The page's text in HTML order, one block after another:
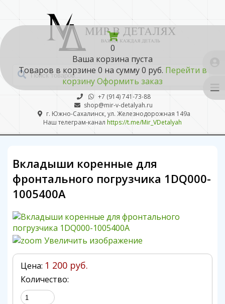
0
Ваша корзина пуста
Товаров в корзине 0 на сумму0 руб. Перейти в
корзинуОформить заказ
+7 (914) 741-73-88
shop@mir-v-detalyah.ru
г. Южно-Сахалинск, ул. Железнодорожная 149а
Наш телеграм-канал https://t.me/Mir_VDetalyah
Вкладыши коренные для
фронтального погрузчика 1DQ000-
1005400A
Увеличить изображение
Цена: 1 200 руб.
Количество: